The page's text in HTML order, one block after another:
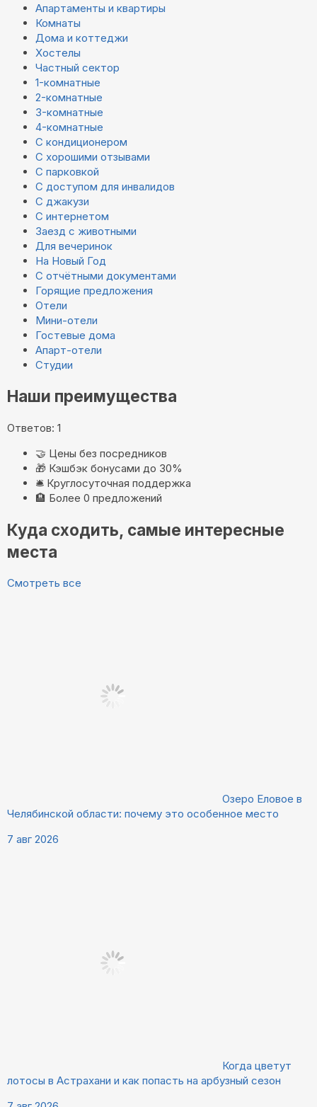
Апартаменты и квартиры
Комнаты
Дома и коттеджи
Хостелы
Частный сектор
1-комнатные
2-комнатные
3-комнатные
4-комнатные
С кондиционером
С хорошими отзывами
С парковкой
С доступом для инвалидов
С джакузи
С интернетом
Заезд с животными
Для вечеринок
На Новый Год
С отчётными документами
Горящие предложения
Отели
Мини-отели
Гостевые дома
Апарт-отели
Студии
Наши преимущества
Ответов: 1
🤝 Цены без посредников
🎁 Кэшбэк бонусами до 30%
🛎️ Круглосуточная поддержка
🏨 Более 0 предложений
Куда сходить, самые интересные
места
Смотреть все
Озеро Еловое в
Челябинской области: почему это особенное место
7 авг 2026
Когда цветут
лотосы в Астрахани и как попасть на арбузный сезон